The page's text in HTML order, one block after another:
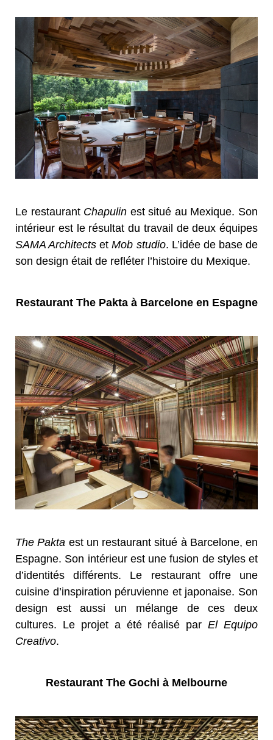
Le restaurant Chapulin est situé au Mexique. Son
intérieur est le résultat du travail de deux équipes
SAMA Architects etMob studio. L’idée de base de
son design était de refléter l’histoire du Mexique.
Restaurant The Pakta à Barcelone en Espagne
The Pakta est un restaurant situé à Barcelone, en
Espagne. Son intérieur est une fusion de styles et
d’identités différents. Le restaurant offre une
cuisine d’inspiration péruvienne et japonaise. Son
design est aussi un mélange de ces deux
cultures. Le projet a été réalisé parEl Equipo
Creativo.
Restaurant The Gochi à Melbourne